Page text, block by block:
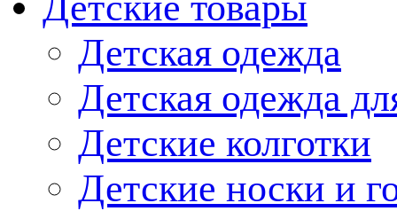
Детская одежда
Детская одежда
Детские колготки
Детские носки и